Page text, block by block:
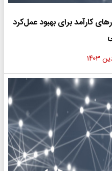
کارآمد برای بهبود عمل‌کرد